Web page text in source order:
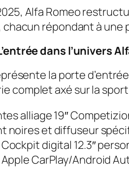
Alfa Romeo
répondant à une
dans l’univers
la porte
complet axé sur la
alliage 19″
noires et diffuseur
Cockpit digital 12.3″
CarPlay/Android